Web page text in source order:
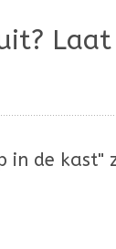
in de